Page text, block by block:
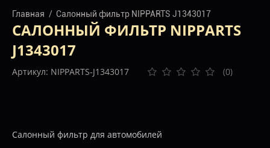
Главная Салонный фильтр NIPPARTS J1343017
САЛОННЫЙ ФИЛЬТР NIPPARTS
J1343017
Артикул: NIPPARTS-J1343017 (0)
Салонный фильтр для автомобилей